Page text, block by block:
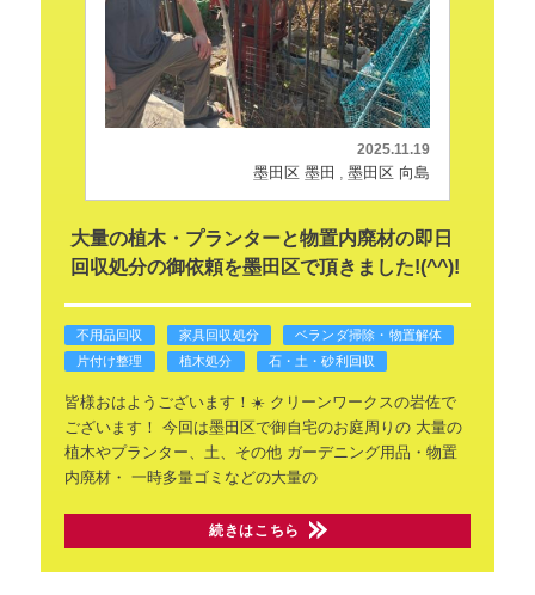
2025.11.19
墨田区 墨田 墨田区 向島
大量の植木・プランターと物置内廃材の即日
回収処分の御依頼を墨田区で頂きました!(^^)!
不用品回収 家具回収処分
ベランダ掃除・物置解体
片付け整理
植木処分 石・土・砂利回収
皆様おはようございます！☀️クリーンワークスの岩佐で
ございます！ 今回は墨田区で御自宅のお庭周りの大量の
植木やプランター、土、その他ガーデニング用品・物置
内廃材・ 一時多量ゴミなどの大量の
続きはこちら